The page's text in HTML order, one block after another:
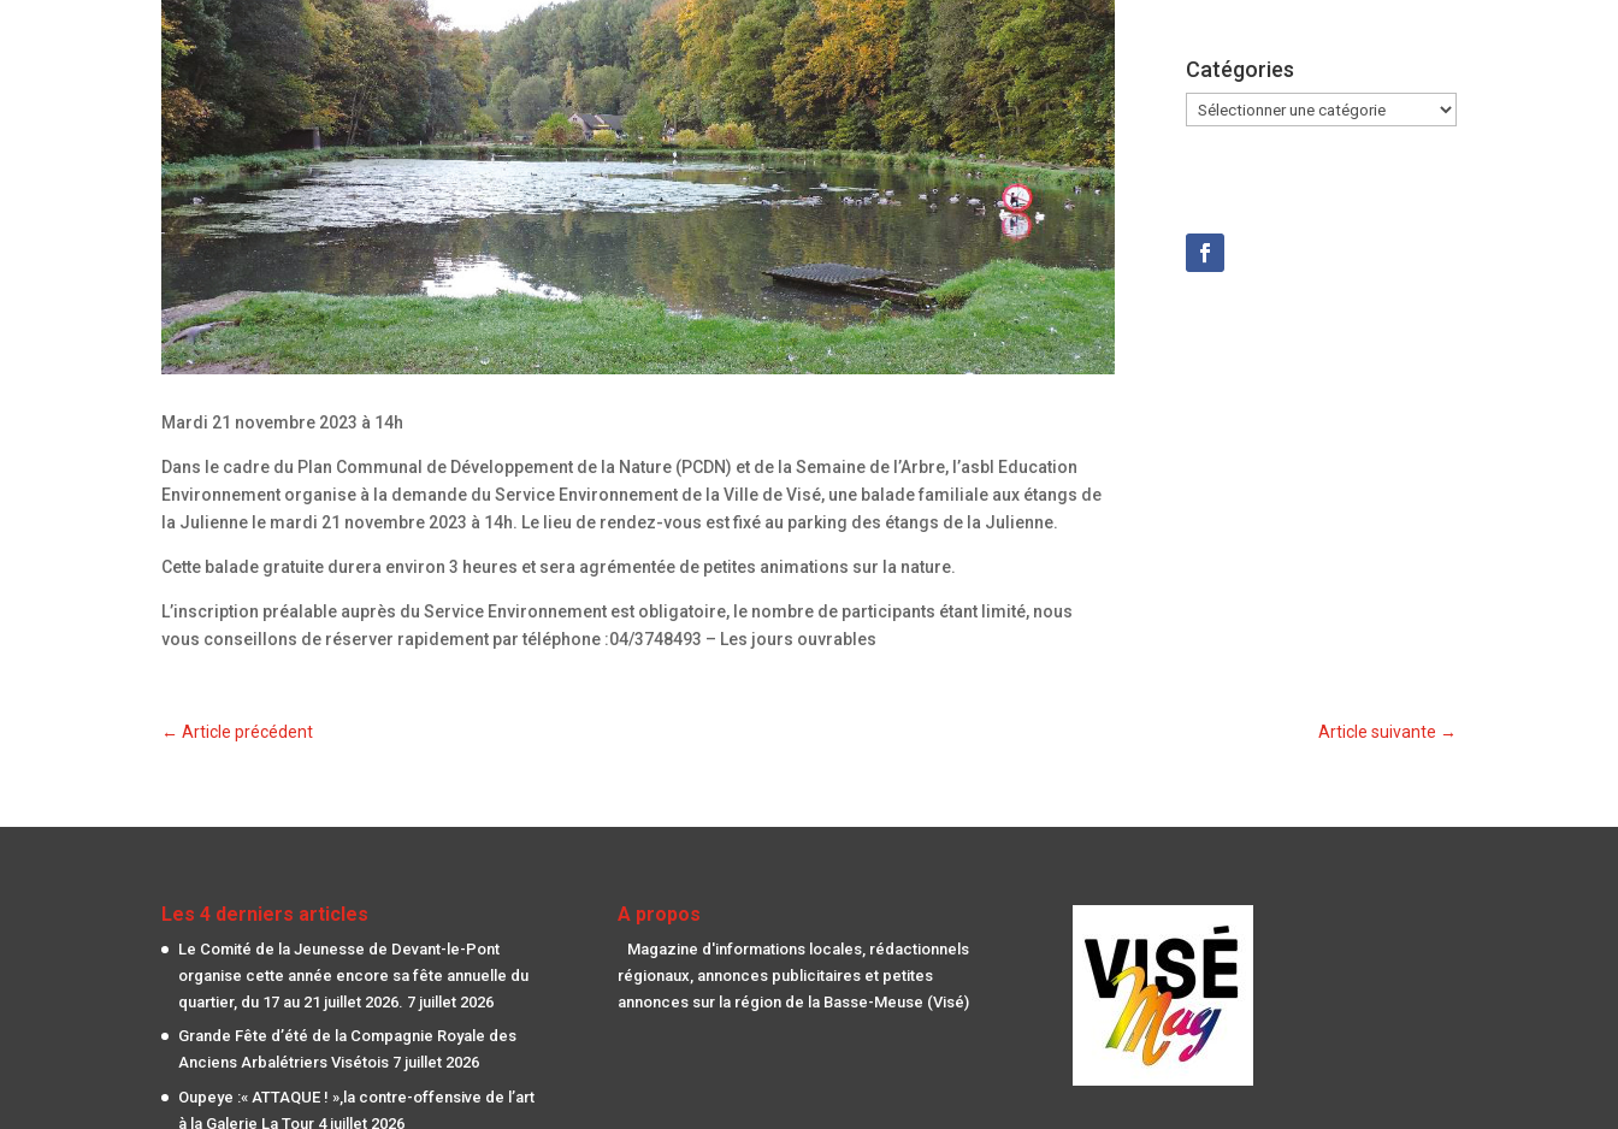
Mardi 21 novembre 2023 à 14h
Dans le cadre du Plan Communal de Développement de la Nature (PCDN) et de la Semaine de l’Arbre, l’asbl Education
Environnement organise à la demande du Service Environnement de la Ville de Visé, une balade familiale aux étangs de
la Julienne le mardi 21 novembre 2023 à 14h. Le lieu de rendez-vous est fixé au parking des étangs de la Julienne.
Cette balade gratuite durera environ 3 heures et sera agrémentée de petites animations sur la nature.
L’inscription préalable auprès du Service Environnement est obligatoire, le nombre de participants étant limité, nous
vous conseillons de réserver rapidement par téléphone :04/3748493 – Les jours ouvrables
Catégories
Catégories
←Article précédent Article suivante →
Les 4 derniers articles
Le Comité de la Jeunesse de Devant-le-Pont
organise cette année encore sa fête annuelle du
quartier, du 17 au 21 juillet 2026. 7 juillet 2026
Grande Fête d’été de la Compagnie Royale des
Anciens Arbalétriers Visétois 7 juillet 2026
Oupeye :« ATTAQUE ! »,la contre-offensive de l’art
à la Galerie La Tour 4 juillet 2026
A propos
Magazine d'informations locales, rédactionnels
régionaux, annonces publicitaires et petites
annonces sur la région de la Basse-Meuse (Visé)